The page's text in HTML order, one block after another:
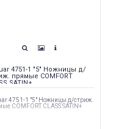
4751-1 "5" Ножницы д/
прямые COMFORT
SATIN+
4751-1 "5" Ножницы д/стриж.
COMFORT CLASS SATIN+